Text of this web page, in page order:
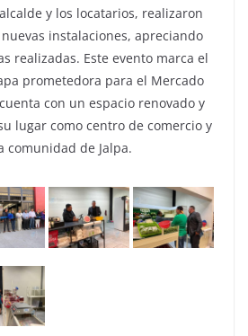
y los locatarios, realizaron
instalaciones, apreciando
realizadas. Este evento marca el
prometedora para el Mercado
con un espacio renovado y
lugar como centro de comercio y
comunidad de Jalpa.